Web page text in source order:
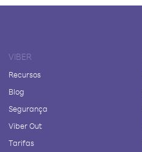
VIBER
Recursos
Blog
Segurança
Viber Out
Tarifas